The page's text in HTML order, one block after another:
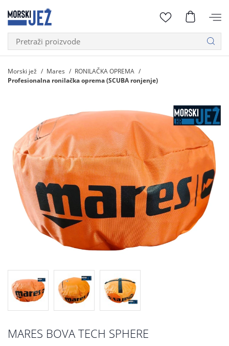
Morski jež Mares RONILAČKA OPREMA
Profesionalna ronilačka oprema (SCUBA ronjenje)
MARES BOVA TECH SPHERE